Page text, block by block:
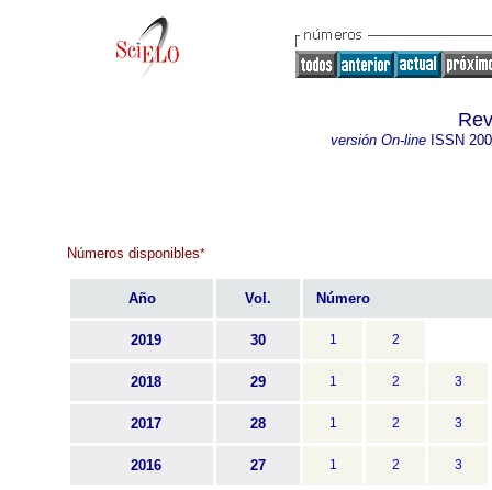
versión On-lineISSN
Números disponibles*
Año Vol. Número
2019 30 1 2
2018 29 1 2 3
2017 28 1 2 3
2016 27 1 2 3